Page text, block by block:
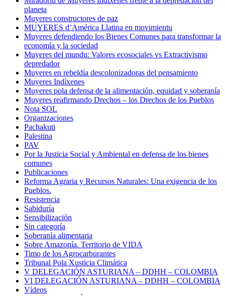
planeta
Muyeres constructores de paz
MUYERES d’América Llatina en movimientu
Muyeres defendiendo los Bienes Comunes para transformar la
economía y la sociedad
Muyeres del mundu: Valores ecosociales vs Extractivismo
depredador
Muyeres en rebeldía descolonizadoras del pensamiento
Muyeres Indíxenes
Muyeres pola defensa de la alimentación, equidad y soberanía
Muyeres reafirmando Drechos – los Drechos de los Pueblos
Nota SOL
Organizaciones
Pachakuti
Palestina
PAV
Por la Justicia Social y Ambiental en defensa de los bienes
comunes
Publicaciones
Reforma Agraria y Recursos Naturales: Una exigencia de los
Pueblos.
Resistencia
Sabiduría
Sensibilización
Sin categoría
Soberanía alimentaria
Sobre Amazonía. Territorio de VIDA
Timo de los Agrocarburantes
Tribunal Pola Xusticia Climática
V DELEGACIÓN ASTURIANA – DDHH – COLOMBIA
VI DELEGACIÓN ASTURIANA – DDHH – COLOMBIA
Vídeos